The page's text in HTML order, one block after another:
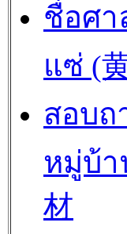
ชื่อศา
แซ่ (
สอบถ
หมู่บ้า
材